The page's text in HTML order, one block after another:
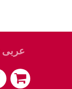
> AR عربى